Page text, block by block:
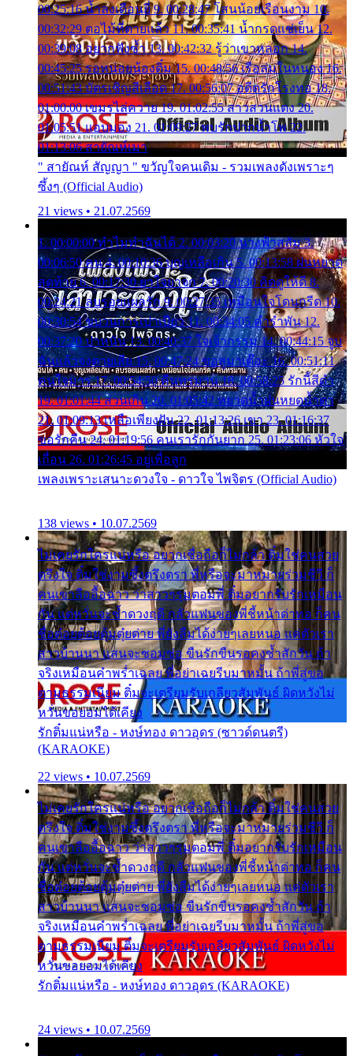
00:25:16 น้ำลงเดือนยี่ 9. 00:28:47 โสนน้อยเรือนงาม 10.
00:32:29 ตอไม้ที่ตายแล้ว 11. 00:35:41 น้ำกรดแช่เย็น 12.
00:39:08 อยากฟังซ้ำ 13. 00:42:32 รู้ว่าเขาหลอก 14.
00:45:25 รอหน่อยน้องติ๋ม 15. 00:48:56 เรือล่มในหนอง 16.
00:51:43 บัตรเชิญสีเลือด 17. 00:56:07 อดีตรักโรงทอ 18.
01:00:00 เขมรไล่ควาย 19. 01:02:55 สาวสวนแตง 20.
01:05:51 แอบมอง 21. 01:09:27 พบรักปากน้ำโพ 22.
01:13:06 สายัณห์เมา
" สายัณห์ สัญญา " ขวัญใจคนเดิม - รวมเพลงดังเพราะๆ
ซึ้งๆ (Official Audio)
21 views • 21.07.2569
1. 00:00:00 ทำไมทำฉันได้ 2. 00:03:20 นางฟ้าสลัม 3.
00:06:50 คน 4. 00:10:36 บุญเหลือเกิน 5. 00:13:58 ฝนหยาด
สุดท้าย 6. 00:17:30 ยาใจยาจก 7. 00:20:30 คิดดูให้ดี 8.
00:24:21 ลบรอยแผลรัก 9. 00:27:35 เหมือนใจโดนกรีด 10.
00:30:54 ขบวนการเปาเปียว 11. 00:34:05 คำรำพัน 12.
00:37:20 ปาหนัน 13. 00:40:37 ใจเจ้ากรรม 14. 00:44:15 จูบ
ฉันแล้วจงตายเสีย 15. 00:47:24 ขอสูมาเต๊อะ 16. 00:51:11
คนใจมาร 17. 00:54:50 คืนทรมาน 18. 00:58:25 รักนี้สีดำ
19. 01:01:44 ส่วนเกิน 20. 01:05:42 หยาดน้ำฝนหยดน้ำตา
21. 01:09:13 เหลือเพียงฝัน 22. 01:13:26 เขา 23. 01:16:37
ขอรักคืน 24. 01:19:56 คนเรารักกันยาก 25. 01:23:06 หัวใจ
เถื่อน 26. 01:26:45 อยู่เพื่อลูก
เพลงเพราะเสนาะดวงใจ - ดาวใจ ไพจิตร (Official Audio)
138 views • 10.07.2569
ไม่เคยรักใครแน่หรือ อยากเชื่อถือก็ไม่กล้า ติ๋มใช่คนสวย
ตรึงใจ ติ๋มใช่งามซึ้งตรึงตรา พี่หรือจะมาหมายร่วมชีวี ก็
คนเขาลืออื้อฉาว ว่าสาวๆรุมตอมพี่ ติ๋มอยากรับรักเหมือน
กัน แต่หวั่นจะช้ำดวงฤดี กลัวแฟนของพี่ชี้หน้าด่าทอ ก็คน
ชื่อต๋อยต้อยตุ้มตุ๋ยต่าย พี่ยังลืมได้ง่ายๆเลยหนอ แค่ตัวเรา
สาวบ้านนา แสนจะซอมซ่อ ขืนรักขืนรอคงช้ำสักวัน ถ้า
จริงเหมือนคำพร่ำเฉลย พี่อย่าเฉยรีบมาหมั้น ถ้าพี่สู่ขอ
ตามธรรมเนียม ติ๋มจะเตรียมรับเกลียวสัมพันธ์ ผิดหวังไม่
หวั่นขอยอมได้เคียง
รักติ๋มแน่หรือ - หงษ์ทอง ดาวอุดร (ซาวด์ดนตรี)
(KARAOKE)
22 views • 10.07.2569
ไม่เคยรักใครแน่หรือ อยากเชื่อถือก็ไม่กล้า ติ๋มใช่คนสวย
ตรึงใจ ติ๋มใช่งามซึ้งตรึงตรา พี่หรือจะมาหมายร่วมชีวี ก็
คนเขาลืออื้อฉาว ว่าสาวๆรุมตอมพี่ ติ๋มอยากรับรักเหมือน
กัน แต่หวั่นจะช้ำดวงฤดี กลัวแฟนของพี่ชี้หน้าด่าทอ ก็คน
ชื่อต๋อยต้อยตุ้มตุ๋ยต่าย พี่ยังลืมได้ง่ายๆเลยหนอ แค่ตัวเรา
สาวบ้านนา แสนจะซอมซ่อ ขืนรักขืนรอคงช้ำสักวัน ถ้า
จริงเหมือนคำพร่ำเฉลย พี่อย่าเฉยรีบมาหมั้น ถ้าพี่สู่ขอ
ตามธรรมเนียม ติ๋มจะเตรียมรับเกลียวสัมพันธ์ ผิดหวังไม่
หวั่นขอยอมได้เคียง
รักติ๋มแน่หรือ - หงษ์ทอง ดาวอุดร (KARAOKE)
24 views • 10.07.2569